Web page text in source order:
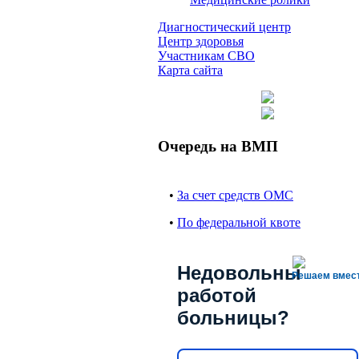
Диагностический центр
Центр здоровья
Участникам СВО
Карта сайта
Очередь на ВМП
• За счет средств ОМС
• По федеральной квоте
Решаем
Недовольны
работой
больницы?